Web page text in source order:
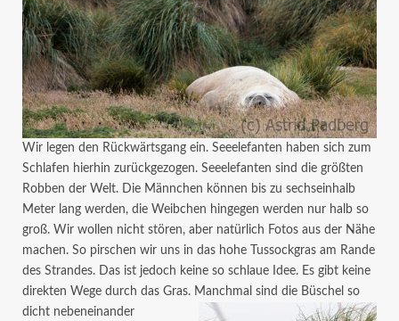
Wir legen den Rückwärtsgang ein. Seeelefanten haben sich zum
Schlafen hierhin zurückgezogen. Seeelefanten sind die größten
Robben der Welt. Die Männchen können bis zu sechseinhalb
Meter lang werden, die Weibchen hingegen werden nur halb so
groß. Wir wollen nicht stören, aber natürlich Fotos aus der Nähe
machen. So pirschen wir uns in das hohe Tussockgras am Rande
des Strandes. Das ist jedoch keine so schlaue Idee. Es gibt keine
direkten Wege durch das Gras. Manchmal sind die Büschel so
dicht nebeneinander